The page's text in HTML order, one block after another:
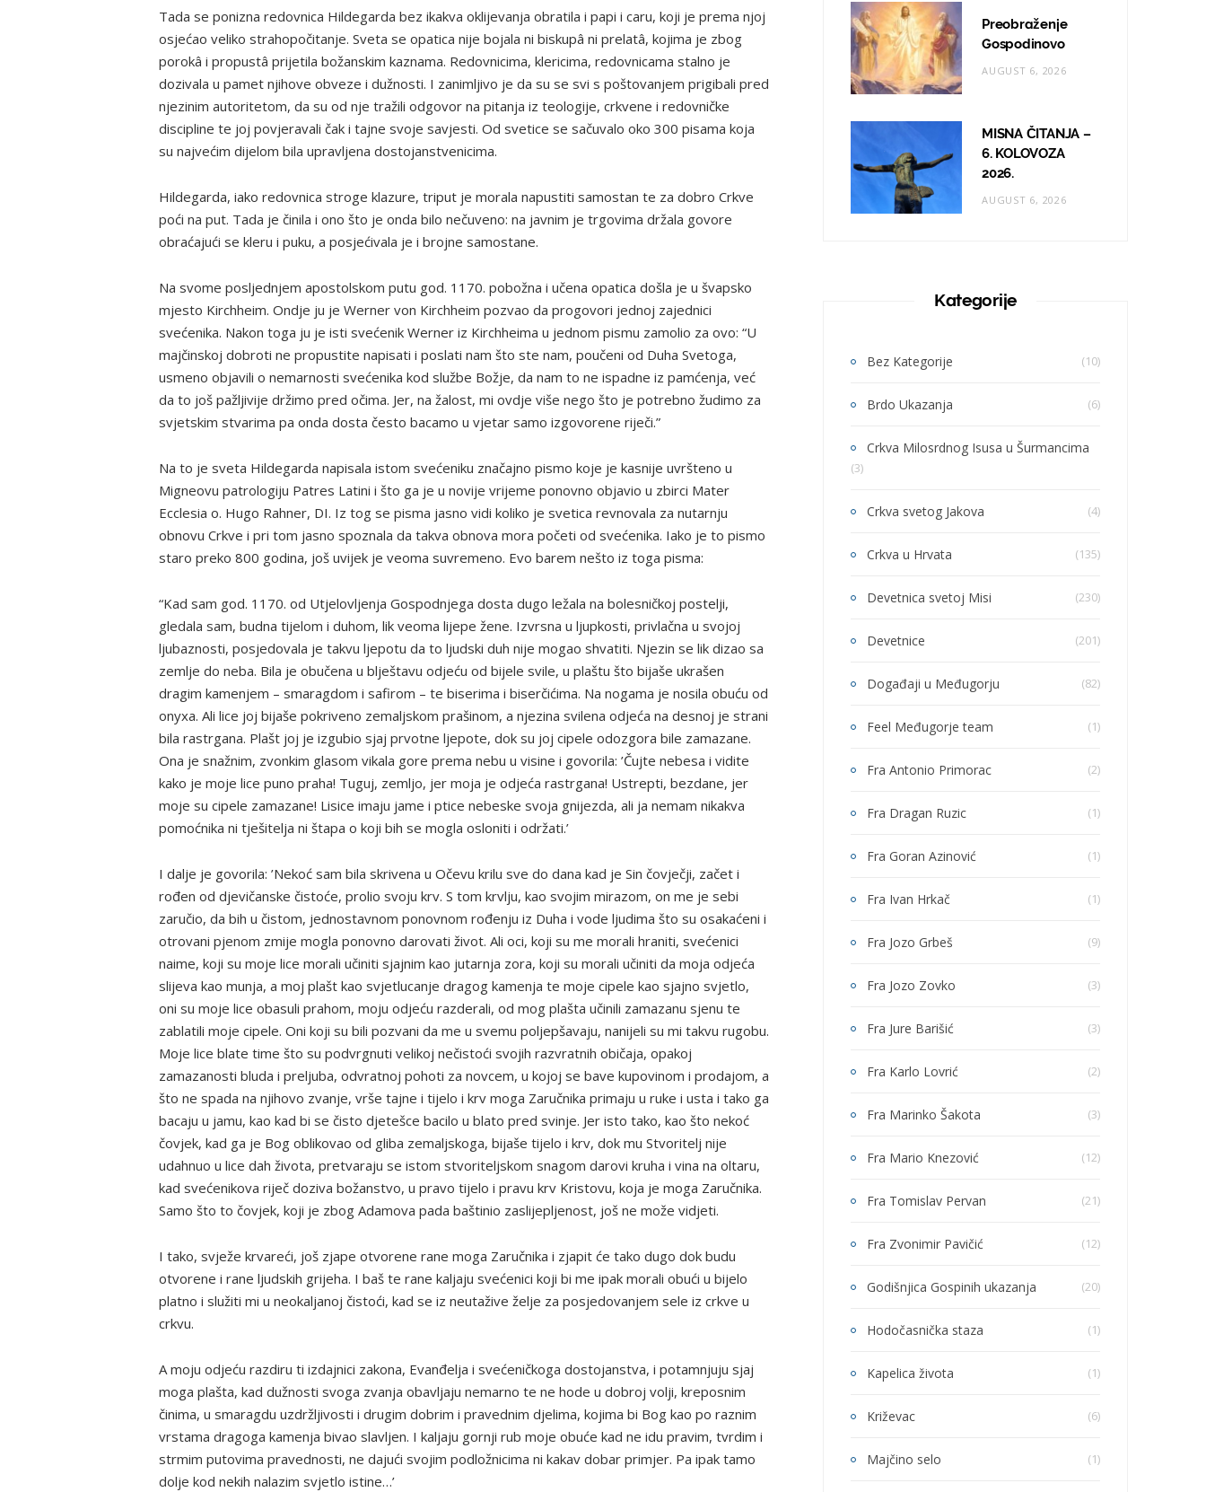
Tada se ponizna redovnica Hildegarda bez ikakva oklijevanja obratila i papi i caru, koji je prema njoj
osjećao veliko strahopočitanje. Sveta se opatica nije bojala ni biskupâ ni prelatâ, kojima je zbog
porokâ i propustâ prijetila božanskim kaznama. Redovnicima, klericima, redovnicama stalno je
dozivala u pamet njihove obveze i dužnosti. I zanimljivo je da su se svi s poštovanjem prigibali pred
njezinim autoritetom, da su od nje tražili odgovor na pitanja iz teologije, crkvene i redovničke
discipline te joj povjeravali čak i tajne svoje savjesti. Od svetice se sačuvalo oko 300 pisama koja
su najvećim dijelom bila upravljena dostojanstvenicima.
Hildegarda, iako redovnica stroge klazure, triput je morala napustiti samostan te za dobro Crkve
poći na put. Tada je činila i ono što je onda bilo nečuveno: na javnim je trgovima držala govore
obraćajući se kleru i puku, a posjećivala je i brojne samostane.
Na svome posljednjem apostolskom putu god. 1170. pobožna i učena opatica došla je u švapsko
mjesto Kirchheim. Ondje ju je Werner von Kirchheim pozvao da progovori jednoj zajednici
svećenika. Nakon toga ju je isti svećenik Werner iz Kirchheima u jednom pismu zamolio za ovo: “U
majčinskoj dobroti ne propustite napisati i poslati nam što ste nam, poučeni od Duha Svetoga,
usmeno objavili o nemarnosti svećenika kod službe Božje, da nam to ne ispadne iz pamćenja, već
da to još pažljivije držimo pred očima. Jer, na žalost, mi ovdje više nego što je potrebno žudimo za
svjetskim stvarima pa onda dosta često bacamo u vjetar samo izgovorene riječi.”
Na to je sveta Hildegarda napisala istom svećeniku značajno pismo koje je kasnije uvršteno u
Migneovu patrologiju Patres Latini i što ga je u novije vrijeme ponovno objavio u zbirci Mater
Ecclesia o. Hugo Rahner, DI. Iz tog se pisma jasno vidi koliko je svetica revnovala za nutarnju
obnovu Crkve i pri tom jasno spoznala da takva obnova mora početi od svećenika. Iako je to pismo
staro preko 800 godina, još uvijek je veoma suvremeno. Evo barem nešto iz toga pisma:
“Kad sam god. 1170. od Utjelovljenja Gospodnjega dosta dugo ležala na bolesničkoj postelji,
gledala sam, budna tijelom i duhom, lik veoma lijepe žene. Izvrsna u ljupkosti, privlačna u svojoj
ljubaznosti, posjedovala je takvu ljepotu da to ljudski duh nije mogao shvatiti. Njezin se lik dizao sa
zemlje do neba. Bila je obučena u blještavu odjeću od bijele svile, u plaštu što bijaše ukrašen
dragim kamenjem – smaragdom i safirom – te biserima i biserčićima. Na nogama je nosila obuću od
onyxa. Ali lice joj bijaše pokriveno zemaljskom prašinom, a njezina svilena odjeća na desnoj je strani
bila rastrgana. Plašt joj je izgubio sjaj prvotne ljepote, dok su joj cipele odozgora bile zamazane.
Ona je snažnim, zvonkim glasom vikala gore prema nebu u visine i govorila: ’Čujte nebesa i vidite
kako je moje lice puno praha! Tuguj, zemljo, jer moja je odjeća rastrgana! Ustrepti, bezdane, jer
moje su cipele zamazane! Lisice imaju jame i ptice nebeske svoja gnijezda, ali ja nemam nikakva
pomoćnika ni tješitelja ni štapa o koji bih se mogla osloniti i održati.’
I dalje je govorila: ’Nekoć sam bila skrivena u Očevu krilu sve do dana kad je Sin čovječji, začet i
rođen od djevičanske čistoće, prolio svoju krv. S tom krvlju, kao svojim mirazom, on me je sebi
zaručio, da bih u čistom, jednostavnom ponovnom rođenju iz Duha i vode ljudima što su osakaćeni i
otrovani pjenom zmije mogla ponovno darovati život. Ali oci, koji su me morali hraniti, svećenici
naime, koji su moje lice morali učiniti sjajnim kao jutarnja zora, koji su morali učiniti da moja odjeća
slijeva kao munja, a moj plašt kao svjetlucanje dragog kamenja te moje cipele kao sjajno svjetlo,
oni su moje lice obasuli prahom, moju odjeću razderali, od mog plašta učinili zamazanu sjenu te
zablatili moje cipele. Oni koji su bili pozvani da me u svemu poljepšavaju, nanijeli su mi takvu rugobu.
Moje lice blate time što su podvrgnuti velikoj nečistoći svojih razvratnih običaja, opakoj
zamazanosti bluda i preljuba, odvratnoj pohoti za novcem, u kojoj se bave kupovinom i prodajom, a
što ne spada na njihovo zvanje, vrše tajne i tijelo i krv moga Zaručnika primaju u ruke i usta i tako ga
bacaju u jamu, kao kad bi se čisto djetešce bacilo u blato pred svinje. Jer isto tako, kao što nekoć
čovjek, kad ga je Bog oblikovao od gliba zemaljskoga, bijaše tijelo i krv, dok mu Stvoritelj nije
udahnuo u lice dah života, pretvaraju se istom stvoriteljskom snagom darovi kruha i vina na oltaru,
kad svećenikova riječ doziva božanstvo, u pravo tijelo i pravu krv Kristovu, koja je moga Zaručnika.
Samo što to čovjek, koji je zbog Adamova pada baštinio zaslijepljenost, još ne može vidjeti.
I tako, svježe krvareći, još zjape otvorene rane moga Zaručnika i zjapit će tako dugo dok budu
otvorene i rane ljudskih grijeha. I baš te rane kaljaju svećenici koji bi me ipak morali obući u bijelo
platno i služiti mi u neokaljanoj čistoći, kad se iz neutažive želje za posjedovanjem sele iz crkve u
crkvu.
A moju odjeću razdiru ti izdajnici zakona, Evanđelja i svećeničkoga dostojanstva, i potamnjuju sjaj
moga plašta, kad dužnosti svoga zvanja obavljaju nemarno te ne hode u dobroj volji, kreposnim
činima, u smaragdu uzdržljivosti i drugim dobrim i pravednim djelima, kojima bi Bog kao po raznim
vrstama dragoga kamenja bivao slavljen. I kaljaju gornji rub moje obuće kad ne idu pravim, tvrdim i
strmim putovima pravednosti, ne dajući svojim podložnicima ni kakav dobar primjer. Pa ipak tamo
dolje kod nekih nalazim svjetlo istine…’
Preobraženje
Gospodinovo
AUGUST 6, 2026
MISNA ČITANJA –
6. KOLOVOZA
2026.
AUGUST 6, 2026
Kategorije
Bez Kategorije (10)
Brdo Ukazanja (6)
Crkva Milosrdnog Isusa u Šurmancima
(3)
Crkva svetog Jakova (4)
Crkva u Hrvata (135)
Devetnica svetoj Misi (230)
Devetnice (201)
Događaji u Međugorju (82)
Feel Međugorje team (1)
Fra Antonio Primorac (2)
Fra Dragan Ruzic (1)
Fra Goran Azinović (1)
Fra Ivan Hrkač (1)
Fra Jozo Grbeš (9)
Fra Jozo Zovko (3)
Fra Jure Barišić (3)
Fra Karlo Lovrić (2)
Fra Marinko Šakota (3)
Fra Mario Knezović (12)
Fra Tomislav Pervan (21)
Fra Zvonimir Pavičić (12)
Godišnjica Gospinih ukazanja (20)
Hodočasnička staza (1)
Kapelica života (1)
Križevac (6)
Majčino selo (1)